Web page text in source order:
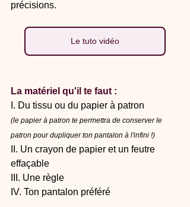
précisions.
Le tuto vidéo
La matériel qu'il te faut :
I. Du tissu ou du papier à patron
(le papier à patron te permettra de conserver le
patron pour dupliquer ton pantalon à l'infini !)
II. Un crayon de papier et un feutre
effaçable
III. Une règle
IV. Ton pantalon préféré